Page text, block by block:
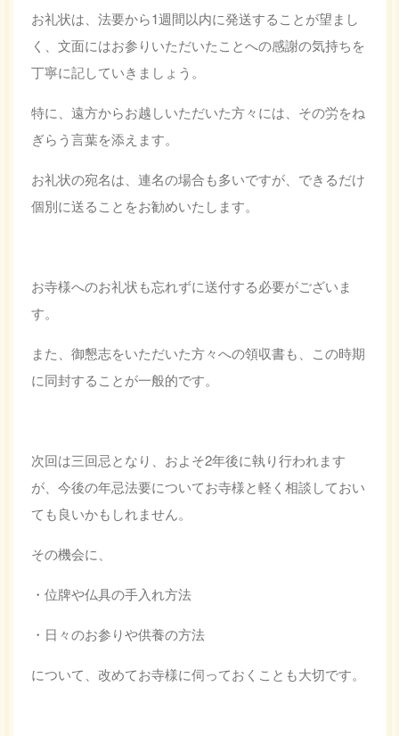
お礼状は、法要から1週間以内に発送することが望まし
く、文面にはお参りいただいたことへの感謝の気持ちを
丁寧に記していきましょう。
特に、遠方からお越しいただいた方々には、その労をね
ぎらう言葉を添えます。
お礼状の宛名は、連名の場合も多いですが、できるだけ
個別に送ることをお勧めいたします。
お寺様へのお礼状も忘れずに送付する必要がございま
す。
また、御懇志をいただいた方々への領収書も、この時期
に同封することが一般的です。
次回は三回忌となり、およそ2年後に執り行われます
が、今後の年忌法要についてお寺様と軽く相談しておい
ても良いかもしれません。
その機会に、
・位牌や仏具の手入れ方法
・日々のお参りや供養の方法
について、改めてお寺様に伺っておくことも大切です。